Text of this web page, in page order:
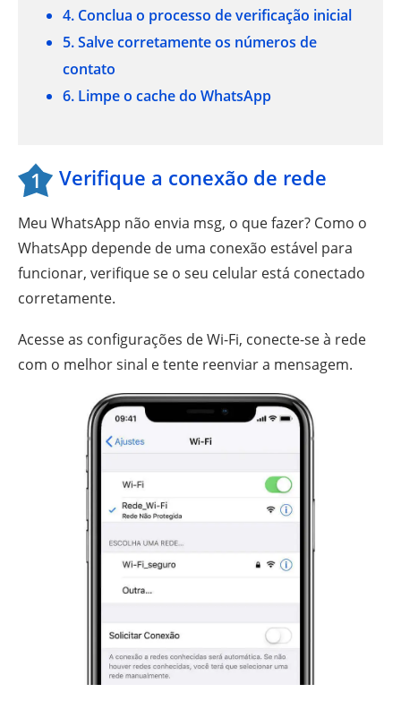
4. Conclua o processo de verificação inicial
5. Salve corretamente os números de
contato
6. Limpe o cache do WhatsApp
1 Verifique a conexão de rede
Meu WhatsApp não envia msg, o que fazer? Como o
WhatsApp depende de uma conexão estável para
funcionar, verifique se o seu celular está conectado
corretamente.
Acesse as configurações de Wi-Fi, conecte-se à rede
com o melhor sinal e tente reenviar a mensagem.